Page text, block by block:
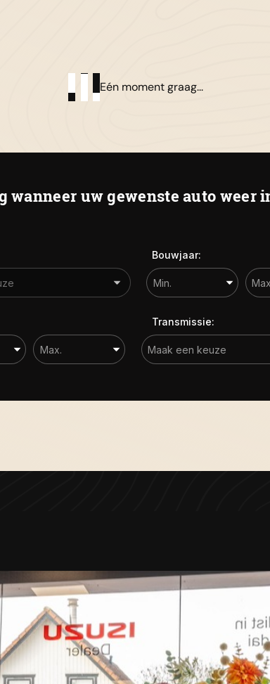
Eén moment graag...
wanneer uw gewenste auto weer
Bouwjaar:
Transmissie: